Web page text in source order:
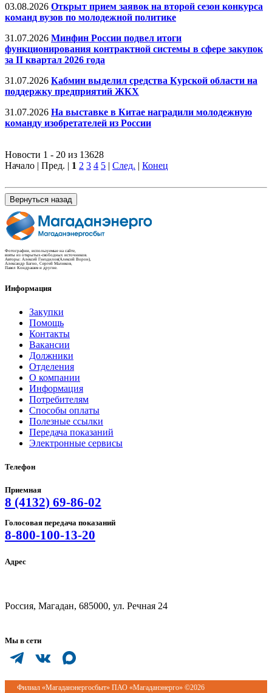
03.08.2026 Открыт прием заявок на второй сезон конкурса
команд вузов по молодежной политике
31.07.2026 Минфин России подвел итоги
функционирования контрактной системы в сфере закупок
за II квартал 2026 года
31.07.2026 Кабмин выделил средства Курской области на
поддержку предприятий ЖКХ
31.07.2026 На выставке в Китае наградили молодежную
команду изобретателей из России
Новости 1 - 20 из 13628
Начало | Пред. | 1 2 3 4 5 | След. | Конец
Вернуться назад
Фотографии, используемые на сайте,
взяты из открытых-свободных источников.
Авторы: Алексей Гнездилов(Алексей Ворон),
Александр Багно, Сергей Малюков,
Павел Кондрашев и другие.
Информация
Закупки
Помощь
Контакты
Вакансии
Должники
Отделения
О компании
Информация
Потребителям
Способы оплаты
Полезные ссылки
Передача показаний
Электронные сервисы
Телефон
Приемная
8 (4132) 69-86-02
Голосовая передача показаний
8-800-100-13-20
Адрес
Россия, Магадан, 685000, ул. Речная 24
Мы в сети
Филиал «Магаданэнергосбыт» ПАО «Магаданэнерго» ©2026